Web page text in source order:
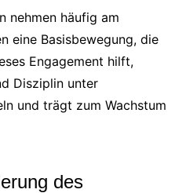
nehmen häufig am
eine Basisbewegung, die
Engagement hilft,
Disziplin unter
und trägt zum Wachstum
des